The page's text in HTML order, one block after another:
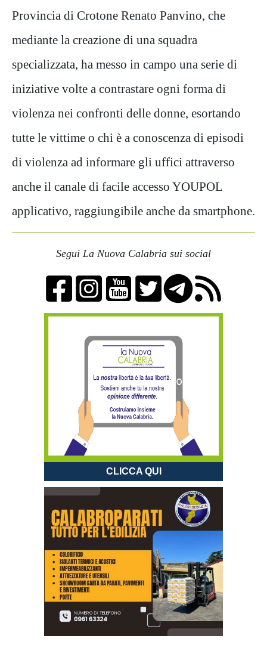
Provincia di Crotone Renato Panvino, che
mediante la creazione di una squadra
specializzata, ha messo in campo una serie di
iniziative volte a contrastare ogni forma di
violenza nei confronti delle donne, esortando
tutte le vittime o chi è a conoscenza di episodi
di violenza ad informare gli uffici attraverso
anche il canale di facile accesso YOUPOL
applicativo, raggiungibile anche da smartphone.
Segui La Nuova Calabria sui social
CLICCA QUI